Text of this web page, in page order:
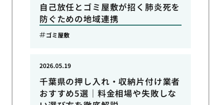
自己放任とゴミ屋敷が招く肺炎死を
防ぐための地域連携
ゴミ屋敷
千葉県の押し入れ・収納片付け業者
おすすめ5選｜料金相場や失敗しな
2026.05.19